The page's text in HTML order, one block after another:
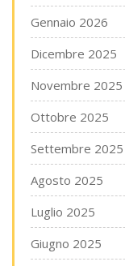
Gennaio 2026
Dicembre 2025
Novembre 2025
Ottobre 2025
Settembre 2025
Agosto 2025
Luglio 2025
Giugno 2025